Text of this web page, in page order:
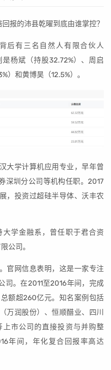
报的沛县乾曜到底由谁掌控？
后有三名自然人有限合伙人
是杨斌（持股32.72%）、周启
）和黄博昊（12.5%）。
大学计算机应用专业，早年曾
深圳分公司等机构任职。2017
，投资过超硅半导体、沃丰农
学金融系，曾任职于君合资
公司。
官网信息表明，这是一家专注
司。在2011至2016年间，完成
额超260亿元。知名案例包括
万润股份）、恒顺醋业、四川
市公司的直接投资与并购整
年间，年化复合回报率高达